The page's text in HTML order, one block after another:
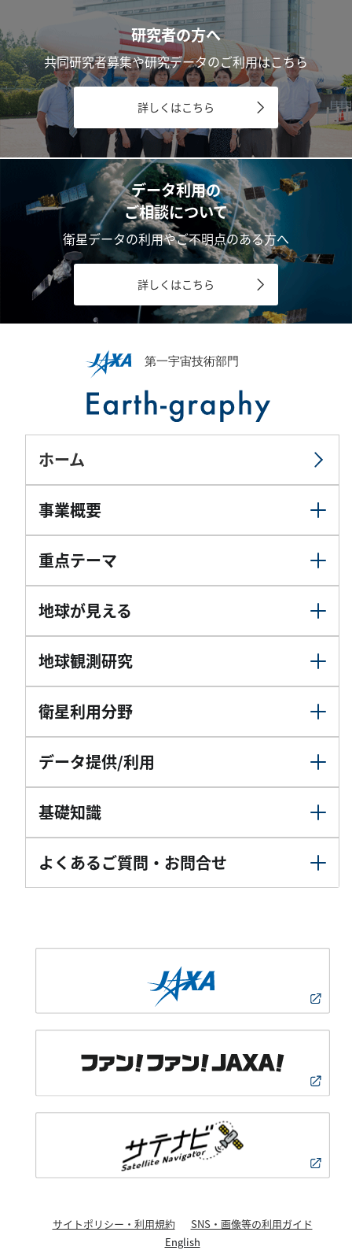
研究者の方へ
共同研究者募集や研究データのご利用はこちら
詳しくはこちら
データ利用の
ご相談について
衛星データの利用やご不明点のある方へ
詳しくはこちら
ホーム
事業概要
重点テーマ
地球が見える
地球観測研究
衛星利用分野
データ提供/利用
基礎知識
よくあるご質問・お問合せ
サイトポリシー・利用規約
SNS・画像等の利用ガイド
English